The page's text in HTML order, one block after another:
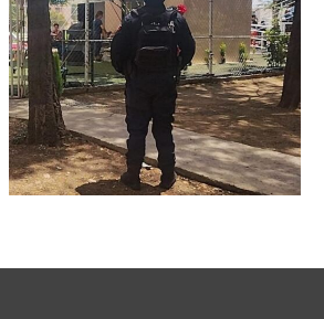
Refuerzan
vigilancia para
preservar la
tranquilidad
durante eventos
masivos en
municipios de
Zacatecas